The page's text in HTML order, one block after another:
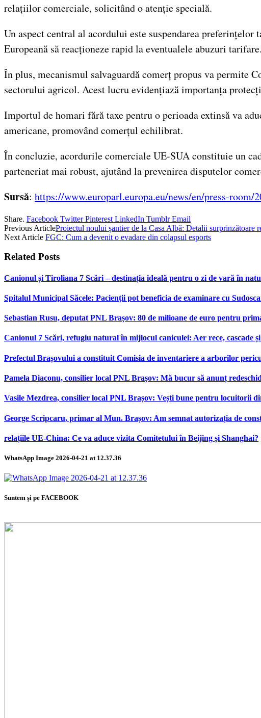
relațiilor comerciale, solicitând o atenție specială.
Un aspect central al acordului este suspendarea
Europeană să reacționeze rapid la eventualele abuzuri tarifare.
În plus, mecanismul salvaguardă comerț propus va permite
sectorului agricol. Acest lucru evidențiază importanța
Importul de homari fără taxe pentru o perioada extinsă va
americane, promovând comerțul echilibrat.
În concluzie, acordurile comerciale UE-SUA constituie un
parteneriat mai robust, ajutând la prevenirea disputelor
Sursă: https://www.europarl.europa.eu/news/en/press-room/
Share. Facebook Twitter Pinterest LinkedIn Tumblr Email
Previous ArticleProiectul noului șantier de la Casa Albă: Detalii surprinzătoare
Next Article FGC: Cum a devenit o evadare din colapsul esports
Related Posts
Canionul și Tiroliana 7 Scări – destinația ideală pentru o zi de vară în
Spitalul Municipal Săcele: Pacienții pot beneficia de examinare cu
Sebastian Rusu, deputat PNL Brașov: 80 de milioane de euro pentru
Canionul 7 Scări, refugiu natural în mijlocul caniculei: Aer rece, cascade
Prefectul Brașovului a constituit Comisia de inventariere a arborilor
Pamela Diaconu, consilier local PNL Brașov: Mă bucur să anunț
Vasile Mezdrea, consilier local PNL Brașov: Vești bune pentru locuitorii
George Scripcaru, primar al Mun. Brașov: Am semnat autorizația de
relațiile UE-China: Ce va aduce vizita Comitetului în Beijing și Shanghai?
WhatsApp Image 2026-04-21 at 12.37.36
Suntem și pe FACEBOOK